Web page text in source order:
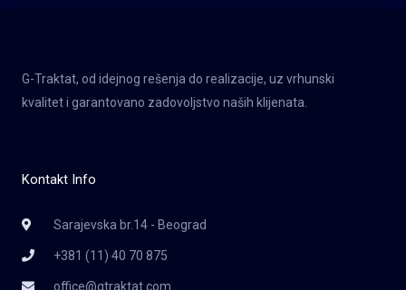
G-Traktat, od idejnog rešenja do realizacije, uz vrhunski
kvalitet i garantovano zadovoljstvo naših klijenata.
Kontakt Info
Sarajevska br.14 - Beograd
+381 (11) 40 70 875
office@gtraktat.com